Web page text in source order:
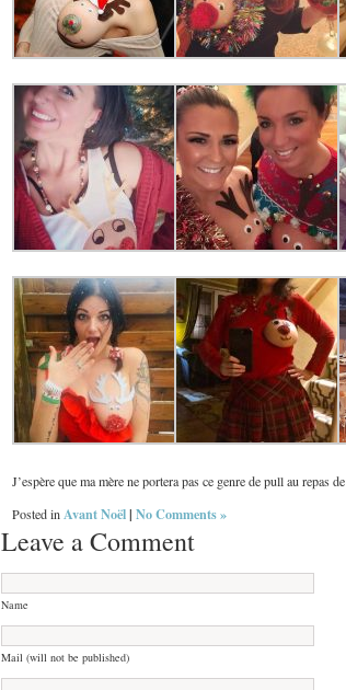
J’espère que ma mère ne portera pas ce genre de pull au repas de
Posted inAvant Noël| No Comments »
Leave a Comment
Name
Mail (will not be published)